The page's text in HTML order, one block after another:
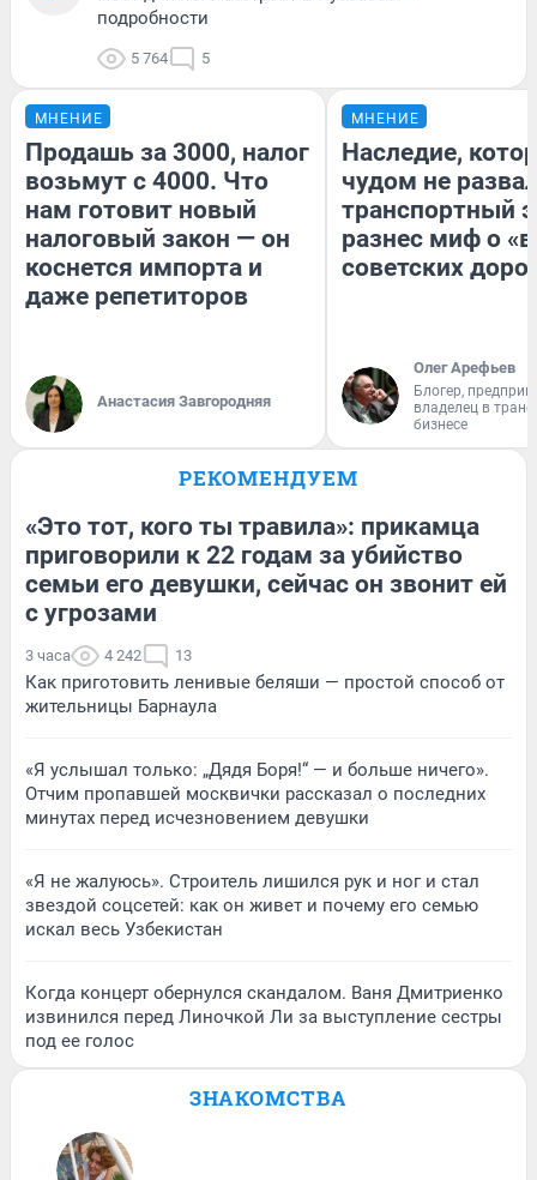
подробности
5 764 5
МНЕНИЕ
Продашь за 3000, налог
возьмут с 4000. Что
нам готовит новый
налоговый закон — он
коснется импорта и
даже репетиторов
Анастасия Завгородняя
МНЕНИЕ
Наследие,
чудом не
транспортный
разнес миф о
советских
Олег Арефьев
Блогер,
владелец в
бизнесе
РЕКОМЕНДУЕМ
«Это тот, кого ты травила»: прикамца
приговорили к 22 годам за убийство
семьи его девушки, сейчас он звонит ей
с угрозами
3 часа 4 242 13
Как приготовить ленивые беляши — простой способ от
жительницы Барнаула
«Я услышал только: „Дядя Боря!“ — и больше ничего».
Отчим пропавшей москвички рассказал о последних
минутах перед исчезновением девушки
«Я не жалуюсь». Строитель лишился рук и ног и стал
звездой соцсетей: как он живет и почему его семью
искал весь Узбекистан
Когда концерт обернулся скандалом. Ваня Дмитриенко
извинился перед Линочкой Ли за выступление сестры
под ее голос
ЗНАКОМСТВА